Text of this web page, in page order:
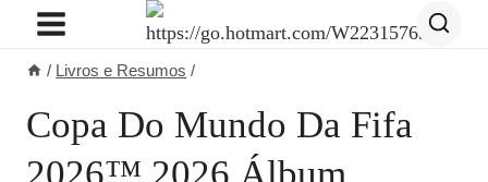
Pular
/ Livros e Resumos /
Copa Do Mundo Da Fifa